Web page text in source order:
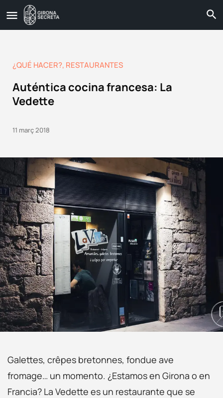
¿QUÉ HACER?, RESTAURANTES
Auténtica cocina francesa: La
Vedette
11 març 2018
Galettes, crêpes bretonnes, fondue ave
fromage… un momento. ¿Estamos en Girona o en
Francia? La Vedette es un restaurante que se